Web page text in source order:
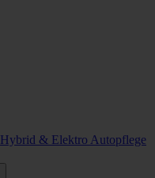
Hybrid & Elektro Autopflege